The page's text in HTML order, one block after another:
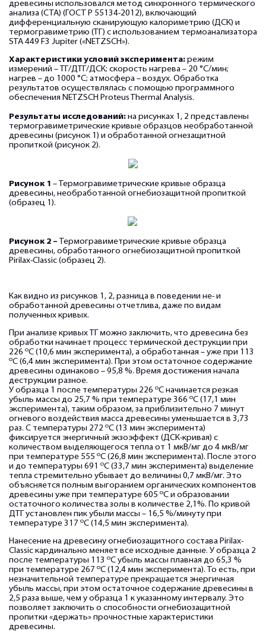
древесины использовался метод синхронного термического
анализа (СТА) (ГОСТ Р 55134-2012), включающий
дифференциальную сканирующую калориметрию (ДСК) и
термогравиметрию (ТГ) с использованием термоанализатора
STA 449 F3 Jupiter («NETZSCH»).
Характеристики условий эксперимента: режим
измерений – ТГ/ДТГ/ДСК; скорость нагрева – 20 °С/мин;
нагрев – до 1000 °С; атмосфера – воздух. Обработка
результатов осуществлялась с помощью программного
обеспечения NETZSCH Proteus Thermal Analysis.
Результаты исследований: на рисунках 1, 2 представлены
термогравиметрические кривые образцов необработанной
древесины (рисунок 1) и обработанной огнезащитной
пропиткой (рисунок 2).
Рисунок 1 – Термогравиметрические кривые образца
древесины, необработанной огнебиозащитной пропиткой
(образец 1).
Рисунок 2 –
Термогравиметрические кривые образца
древесины, обработанного огнебиозащитной пропиткой
Pirilax-Classic (образец 2).
Как видно из рисунков 1, 2, разница в поведении не- и
обработанной древесины отчетлива, даже по видам
полученных кривых.
При анализе кривых ТГ можно заключить, что древесина без
обработки начинает процесс термической деструкции при
226 оС (10,6 мин эксперимента), а обработанная – уже при 113
оС (6,4 мин эксперимента). При этом остаточное содержание
древесины одинаково – 95,8 %. Время достижения начала
деструкции разное.
У образца 1 после температуры 226 оС начинается резкая
убыль массы до 25,7 % при температуре 366 оС (17,1 мин
эксперимента), таким образом, за приблизительно 7 минут
огневого воздействия масса древесины уменьшается в 3,73
раз. С температуры 272 оС (13 мин эксперимента)
фиксируется энергичный экзоэффект (ДСК-кривая) с
количеством выделяющегося тепла от 1 мкВ/мг до 4 мкВ/мг
при температуре 555 оС (26,8 мин эксперимента). После этого
и до температуры 691
оС (33,7 мин эксперимента) выделение
тепла стремительно убывает до величины 0,7 мкВ/мг. Это
объясняется полным выгоранием органических компонентов
древесины уже при температуре 605 оС и образовании
остаточного количества золы в количестве 2,1%. По кривой
ДТГ установлен пик убыли массы – 16,5 %/минуту при
температуре 317 оС (14,5 мин эксперимента).
Нанесение на древесину огнебиозащитного состава Pirilax-
Classic кардинально меняет все исходные данные. У образца 2
после температуры 113 оС убыль массы плавная до 65,3 %
при температуре 267 оС (12,4 мин эксперимента). То есть, при
незначительной температуре прекращается энергичная
убыль массы, при этом остаточное содержание древесины в
2,5 раза выше, чем у образца 1 к указанному интервалу. Это
позволяет заключить о способности огнебиозащитной
пропитки «держать» прочностные характеристики
древесины.